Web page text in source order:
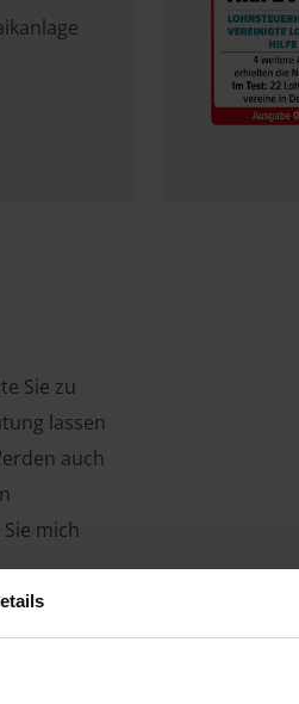
Sie zu
lassen
auch
mich